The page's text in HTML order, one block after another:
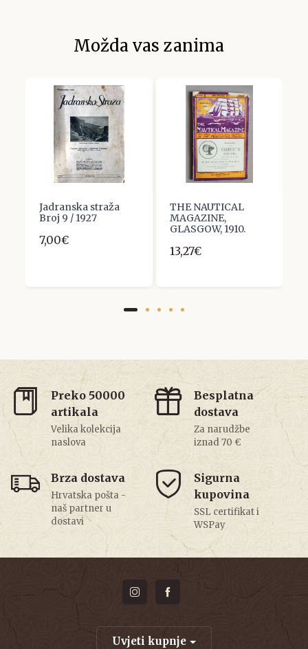
Možda vas zanima
Jadranska straža
Broj 9 / 1927
7,00€
THE NAUTICAL
MAGAZINE,
GLASGOW, 1910.
13,27€
Preko 50000
artikala
Velika kolekcija
naslova
Besplatna
dostava
Za narudžbe
iznad 70 €
Brza dostava
Hrvatska pošta -
naš partner u
dostavi
Sigurna
kupovina
SSL certifikat i
WSPay
Uvjeti kupnje